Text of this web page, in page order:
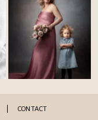
CONTACT